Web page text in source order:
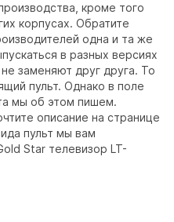
кроме того
корпусах. Обратите
одна и та же
в разных версиях
заменяют друг друга. То
пульт. Однако в поле
мы об этом пишем.
описание на странице
пульт мы вам
Star телевизор LT-